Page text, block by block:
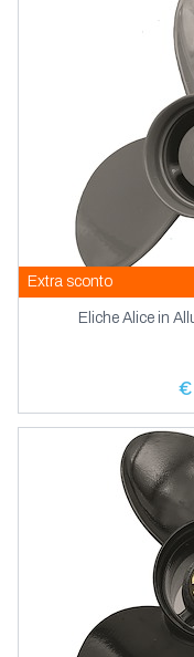
Extra sconto
Eliche Alice in